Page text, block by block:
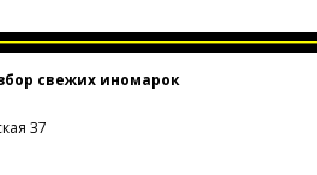
свежих иномарок
37